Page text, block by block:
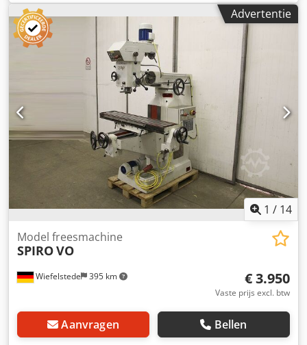
Tafellengteverplaatsing automatisch: 440 mm
Handbediende tafelverplaatsing in lengterichting: 450 mm
Tafel dwarsverplaatsing 200 mm Tafel verticaal
horizontaal/ verticaal 465/500 mm Tafelafmetingen
860x240 mm Tafel aan beide zijden 45° zwenkbaar Afstand
tafel/spindel 430 mm Spindelhouder ISA 30 Spillenslag 60
mm Spilkop zwenkbaar +/- 90° 18 spilsnelheden
horizontaal 32-1342 tpm 18 spilsnelheden verticaal 72-
2888 tpm 6 automatische voedingen in de lengte 13,12-164
mm/min 6 automatische kruisaanzetten 26,24-328
mm/min. Spindelaandrijving 1,8/2,6 kW met neigbare
verticale freeskop/spanbankschroef/spantanghouder
Tegenhouder/spantanghouder met spantangen Gewicht
ca. 850 kg Afmetingen ca. 1400x1900x1800 mm
Advertentie
1 / 14
Wiefelstede 395 km
Model freesmachine
SPIROVO
€ 3.950
Vaste prijs excl. btw
Aanvragen Bellen